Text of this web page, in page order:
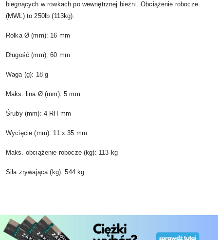
biegnących w rowkach po wewnętrznej bieżni. Obciążenie robocze
(MWL) to 250lb (113kg).
Rolka Ø (mm): 16 mm
Długość (mm): 60 mm
Waga (g): 18 g
Maks. lina Ø (mm): 5 mm
Śruby (mm): 4 RH mm
Wycięcie (mm): 11 x 35 mm
Maks. obciążenie robocze (kg): 113 kg
Siła zrywająca (kg): 544 kg